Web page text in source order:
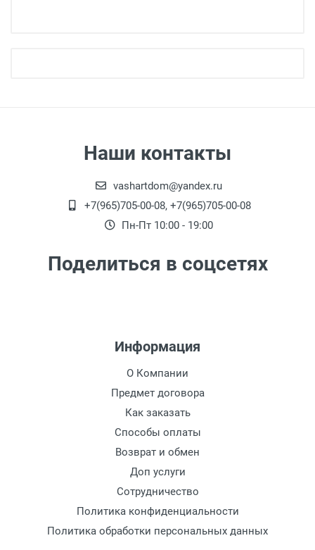
Наши контакты
vashartdom@yandex.ru
+7(965)705-00-08, +7(965)705-00-08
Пн-Пт 10:00 - 19:00
Поделиться в соцсетях
Информация
О Компании
Предмет договора
Как заказать
Способы оплаты
Возврат и обмен
Доп услуги
Сотрудничество
Политика конфиденциальности
Политика обработки персональных данных